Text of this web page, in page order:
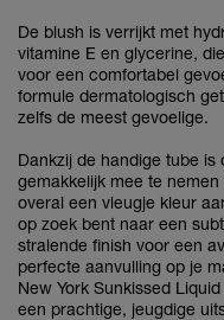
De blush is verrijkt met
vitamine E en glycerine,
voor een comfortabel
formule dermatologisch
zelfs de meest gevoelige.
Dankzij de handige tube is
gemakkelijk mee te
overal een vleugje kleur
op zoek bent naar een
stralende finish voor een
perfecte aanvulling op je
New York Sunkissed
een prachtige, jeugdige